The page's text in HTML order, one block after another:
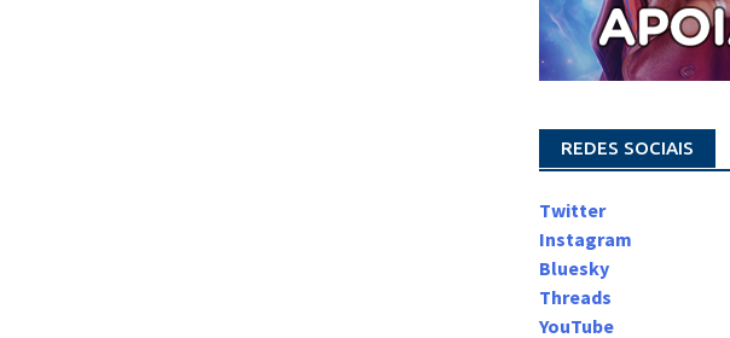
REDES SOCIAIS
Twitter
Instagram
Bluesky
Threads
YouTube